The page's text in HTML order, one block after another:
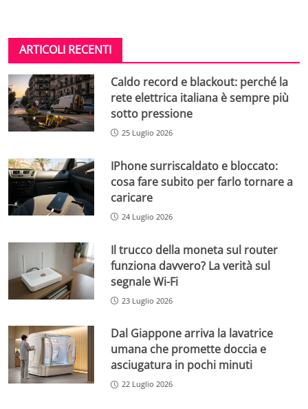
ARTICOLI RECENTI
Caldo record e blackout: perché la
rete elettrica italiana è sempre più
sotto pressione
25 Luglio 2026
IPhone surriscaldato e bloccato:
cosa fare subito per farlo tornare a
caricare
24 Luglio 2026
Il trucco della moneta sul router
funziona davvero? La verità sul
segnale Wi-Fi
23 Luglio 2026
Dal Giappone arriva la lavatrice
umana che promette doccia e
asciugatura in pochi minuti
22 Luglio 2026